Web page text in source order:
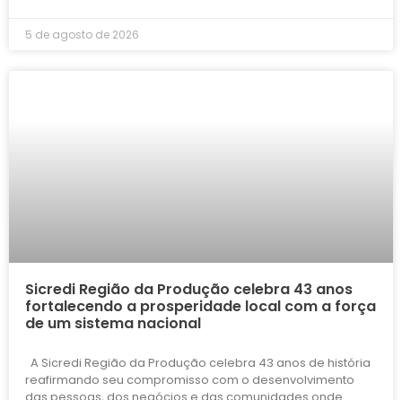
5 de agosto de 2026
Sicredi Região da Produção celebra 43 anos
fortalecendo a prosperidade local com a força
de um sistema nacional
A Sicredi Região da Produção celebra 43 anos de história
reafirmando seu compromisso com o desenvolvimento